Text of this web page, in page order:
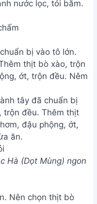
bị vào tô lớn.
thịt bò xào, trộn
ớt, trộn đều. Nêm
Hà (Dọt Mùng) ngon
Nên chọn thịt bò